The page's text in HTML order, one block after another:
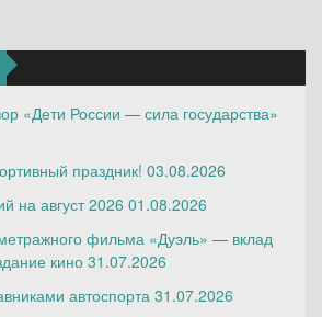
«Дети России — сила государства»
праздник! 03.08.2026
на август 2026 01.08.2026
фильма «Дуэль» — вклад
кино 31.07.2026
автоспорта 31.07.2026